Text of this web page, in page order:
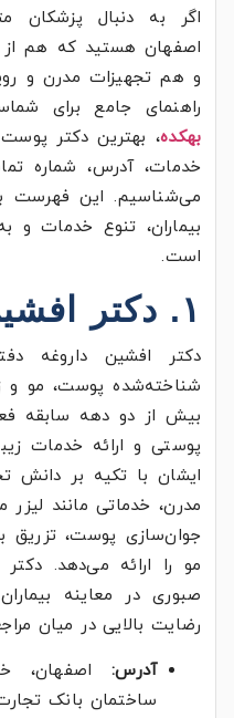
اگر به دنبال
اصفهان هستید که هم از
و هم تجهیزات مدرن و
راهنمای جامع برای
بهکده، بهترین دکتر
خدمات، آدرس، شماره
می‌شناسیم. این فهرست
بیماران، تنوع خدمات و
است.
۱. دکتر افشین داروغه
دکتر افشین داروغه
شناخته‌شده پوست، مو و
بیش از دو دهه سابقه
پوستی و ارائه خدمات
ایشان با تکیه بر دانش
مدرن، خدماتی مانند لیزر
جوان‌سازی پوست، تزریق
مو را ارائه می‌دهد. دکتر
صبوری در معاینه
رضایت بالایی در میان
آدرس:اصفهان،
ساختمان بانک تجارت